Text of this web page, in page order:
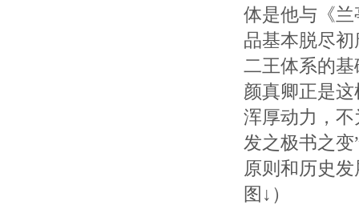
体是他与《
品基本脱尽
二王体系的
颜真卿正是
浑厚动力，
发之极书之变
原则和历史
图↓）